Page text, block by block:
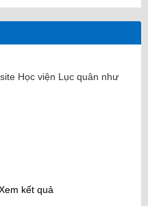
Học viện Lục quân như
kết quả